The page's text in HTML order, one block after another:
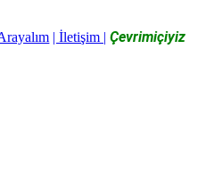
| İletişim | Çevrimiçiyiz